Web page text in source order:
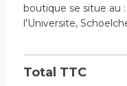
boutique se situe au
l'Universite,
Total TTC